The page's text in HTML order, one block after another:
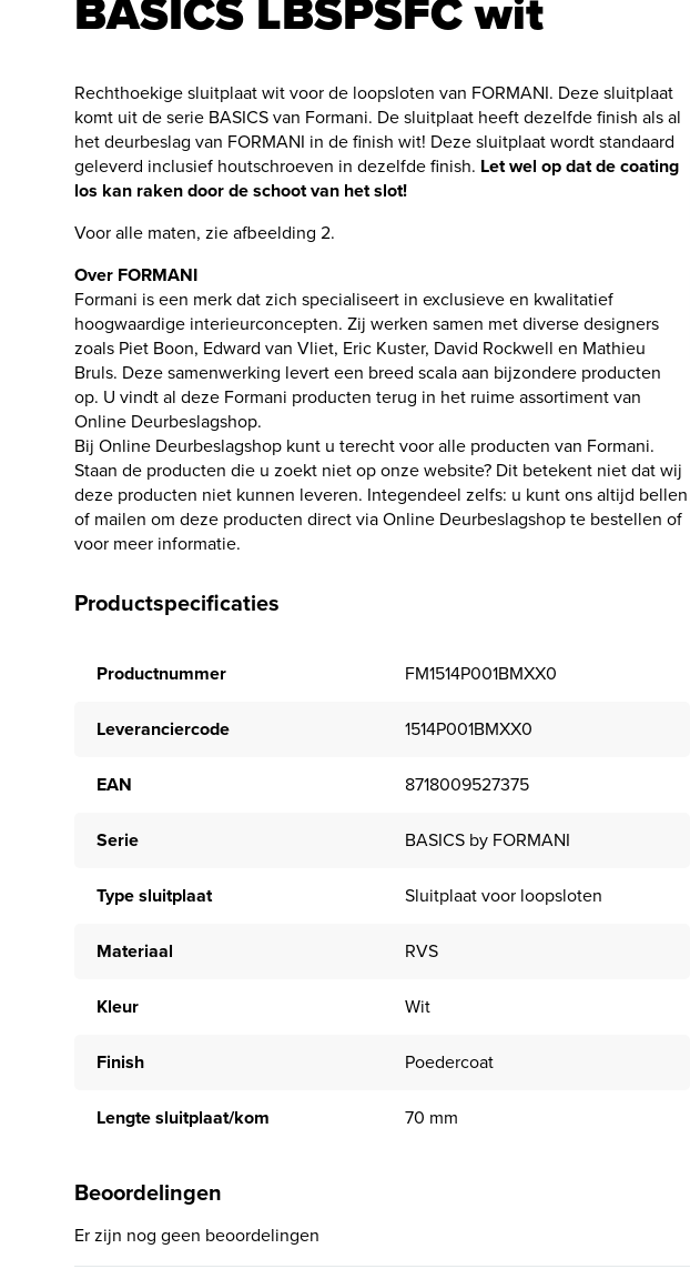
Rechthoekige sluitplaat wit voor de loopsloten van FORMANI. Deze sluitplaat
komt uit de serie BASICS van Formani. De sluitplaat heeft dezelfde finish als al
het deurbeslag van FORMANI in de finish wit! Deze sluitplaat wordt standaard
geleverd inclusief houtschroeven in dezelfde finish. Let wel op dat de coating
los kan raken door de schoot van het slot!
Voor alle maten, zie afbeelding 2.
Over FORMANI
Formani is een merk dat zich specialiseert in exclusieve en kwalitatief
hoogwaardige interieurconcepten. Zij werken samen met diverse designers
zoals Piet Boon, Edward van Vliet, Eric Kuster, David Rockwell en Mathieu
Bruls. Deze samenwerking levert een breed scala aan bijzondere producten
op. U vindt al deze Formani producten terug in het ruime assortiment van
Online Deurbeslagshop.
Bij Online Deurbeslagshop kunt u terecht voor alle producten van Formani.
Staan de producten die u zoekt niet op onze website? Dit betekent niet dat wij
deze producten niet kunnen leveren. Integendeel zelfs: u kunt ons altijd bellen
of mailen om deze producten direct via Online Deurbeslagshop te bestellen of
voor meer informatie.
Productspecificaties
Productnummer FM1514P001BMXX0
Leveranciercode 1514P001BMXX0
EAN 8718009527375
Serie BASICS by FORMANI
Type sluitplaat Sluitplaat voor loopsloten
Materiaal RVS
Kleur Wit
Finish Poedercoat
Lengte sluitplaat/kom 70 mm
Beoordelingen
Er zijn nog geen beoordelingen